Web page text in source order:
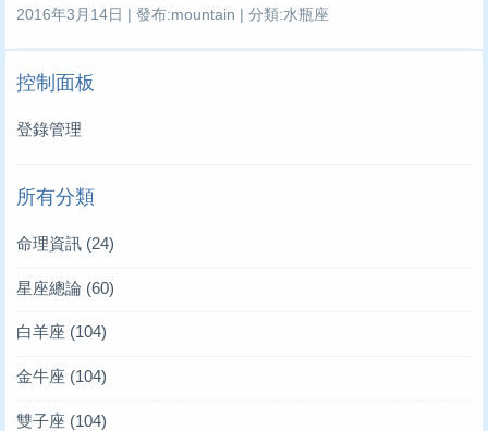
2016年3月14日 | 發布:mountain | 分類:水瓶座
控制面板
登錄管理
所有分類
命理資訊 (24)
星座總論 (60)
白羊座 (104)
金牛座 (104)
雙子座 (104)